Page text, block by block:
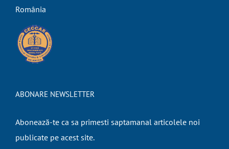
România
ABONARE NEWSLETTER
Abonează-te ca sa primesti saptamanal articolele noi
publicate pe acest site.